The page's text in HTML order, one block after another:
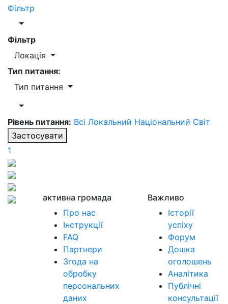
Фільтр
Фільтр
Локація
Тип питання:
Тип питання
Рівень питання: Всі Локальний Національний Світ
Застосувати
1
активна громада
Про нас
Інструкції
FAQ
Партнери
Згода на
обробку
персональних
даних
Важливо
Історії
успіху
Форум
Дошка
оголошень
Аналітика
Публічні
консультації